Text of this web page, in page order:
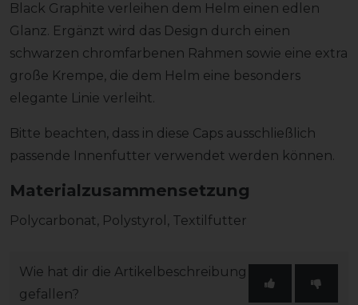
Black Graphite verleihen dem Helm einen edlen
Glanz. Ergänzt wird das Design durch einen
schwarzen chromfarbenen Rahmen sowie eine extra
große Krempe, die dem Helm eine besonders
elegante Linie verleiht.
Bitte beachten, dass in diese Caps ausschließlich
passende Innenfutter verwendet werden können.
Materialzusammensetzung
Polycarbonat, Polystyrol, Textilfutter
Wie hat dir die Artikelbeschreibung
gefallen?